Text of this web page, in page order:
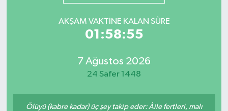
AKŞAM VAKTİNE KALAN SÜRE
01:58:55
7 Ağustos 2026
24 Safer 1448
Ölüyü (kabre kadar) üç şey takip eder: Âile fertleri, malı
Süper Lig Puan Durumu ve Fikstür
Tüm Manşetler
Son Dakika Haberleri